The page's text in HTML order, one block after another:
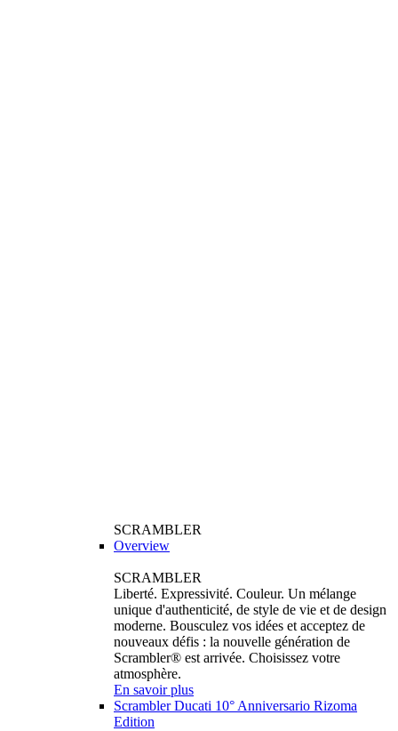
SCRAMBLER
Overview
SCRAMBLER
Liberté. Expressivité. Couleur. Un mélange
unique d'authenticité, de style de vie et de design
moderne. Bousculez vos idées et acceptez de
nouveaux défis : la nouvelle génération de
Scrambler® est arrivée. Choisissez votre
atmosphère.
En savoir plus
Scrambler Ducati 10° Anniversario Rizoma
Edition